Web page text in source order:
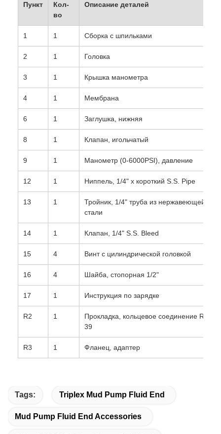
Пункт
Кол-
во
Описание деталей
1 1 Сборка с шпильками
2 1 Головка
3 1 Крышка манометра
4 1 Мембрана
6 1 Заглушка, нижняя
8 1 Клапан, игольчатый
9 1 Манометр (0-6000PSI), давление
12 1 Ниппель, 1/4" x короткий S.S. Pipe
13 1
Тройник, 1/4" труба из нержавеющей
стали
14 1 Клапан, 1/4" S.S. Bleed
15 4 Винт с цилиндрической головкой
16 4 Шайба, стопорная 1/2"
17 1 Инструкция по зарядке
R2 1
Прокладка, кольцевое соединение R-
39
R3 1 Фланец, адаптер
Tags: Triplex Mud Pump Fluid End
Mud Pump Fluid End Accessories